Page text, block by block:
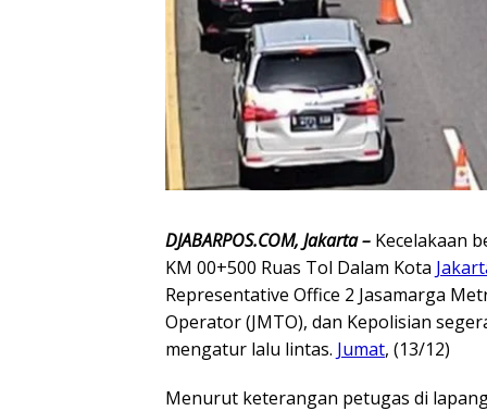
DJABARPOS.COM, Jakarta – Kecelakaan
KM 00+500 Ruas Tol Dalam Kota
Representative Office 2 Jasamarga
Operator (JMTO), dan Kepolisian
mengatur lalu lintas. Jumat, (13/12)
Menurut keterangan petugas di